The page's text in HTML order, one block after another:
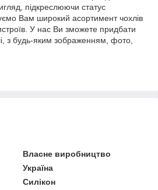
підкреслюючи статус
Вам широкий асортимент чохлів
У нас Ви зможете придбати
з будь-яким зображенням, фото,
Власне виробництво
Україна
Силікон